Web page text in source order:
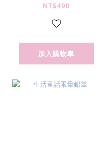
NT$490
加入購物車